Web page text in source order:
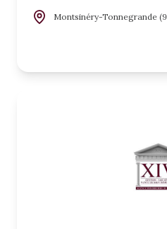
Montsinéry-Tonnegrande